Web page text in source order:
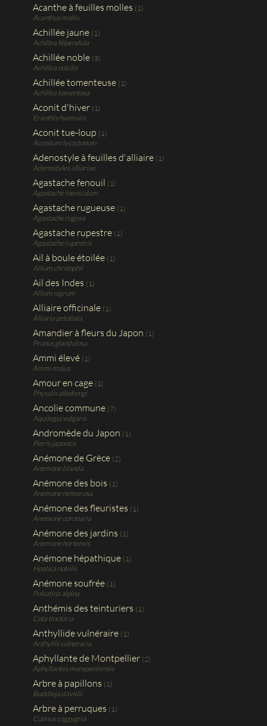
Acanthe à feuilles molles (1)
Acanthus mollis
Achillée jaune (1)
Achillea filipendula
Achillée noble (3)
Achillea nobilis
Achillée tomenteuse (1)
Achillea tomentosa
Aconit d'hiver (1)
Eranthis hyemalis
Aconit tue-loup (1)
Aconitum lycoctonum
Adenostyle à feuilles d'alliaire (1)
Adenostyles alliariae
Agastache fenouil (1)
Agastache foeniculum
Agastache rugueuse (1)
Agastache rugosa
Agastache rupestre (1)
Agastache rupestris
Ail à boule étoilée (1)
Allium chrstophii
Ail des Indes (1)
Allium nigrum
Alliaire officinale (1)
Alliaria petoliata
Amandier à fleurs du Japon (1)
Prunus glandulosa
Ammi élevé (1)
Ammi majus
Amour en cage (1)
Physalis alkekengi
Ancolie commune (7)
Aquilegia vulgaris
Andromède du Japon (1)
Pieris japonica
Anémone de Grèce (2)
Anemone blanda
Anémone des bois (1)
Anemone nemorosa
Anémone des fleuristes (1)
Anemone coronaria
Anémone des jardins (1)
Anemone hortensis
Anémone hépathique (1)
Hpatica nobilis
Anémone soufrée (1)
Pulsatina alpina
Anthémis des teinturiers (1)
Cota tinctoria
Anthyllide vulnéraire (1)
Anthyllis vulneraria
Aphyllante de Montpellier (2)
Aphyllantes monspenliensis
Arbre à papillons (1)
Buddleja davidii
Arbre à perruques (1)
Cotinus coggygria